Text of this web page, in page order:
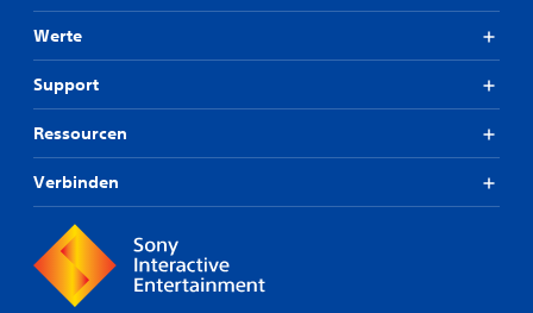
Werte
Support
Ressourcen
Verbinden